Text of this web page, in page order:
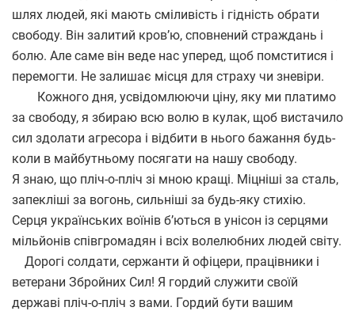
шлях людей, які мають сміливість і гідність обрати
свободу. Він залитий кровʼю, сповнений страждань і
болю. Але саме він веде нас уперед, щоб помститися і
перемогти. Не залишає місця для страху чи зневіри.
Кожного дня, усвідомлюючи ціну, яку ми платимо
за свободу, я збираю всю волю в кулак, щоб вистачило
сил здолати агресора і відбити в нього бажання будь-
коли в майбутньому посягати на нашу свободу.
Я знаю, що пліч-о-пліч зі мною кращі. Міцніші за сталь,
запекліші за вогонь, сильніші за будь-яку стихію.
Серця українських воїнів бʼються в унісон із серцями
мільйонів співгромадян і всіх волелюбних людей світу.
Дорогі солдати, сержанти й офіцери, працівники і
ветерани Збройних Сил! Я гордий служити своїй
державі пліч-о-пліч з вами. Гордий бути вашим